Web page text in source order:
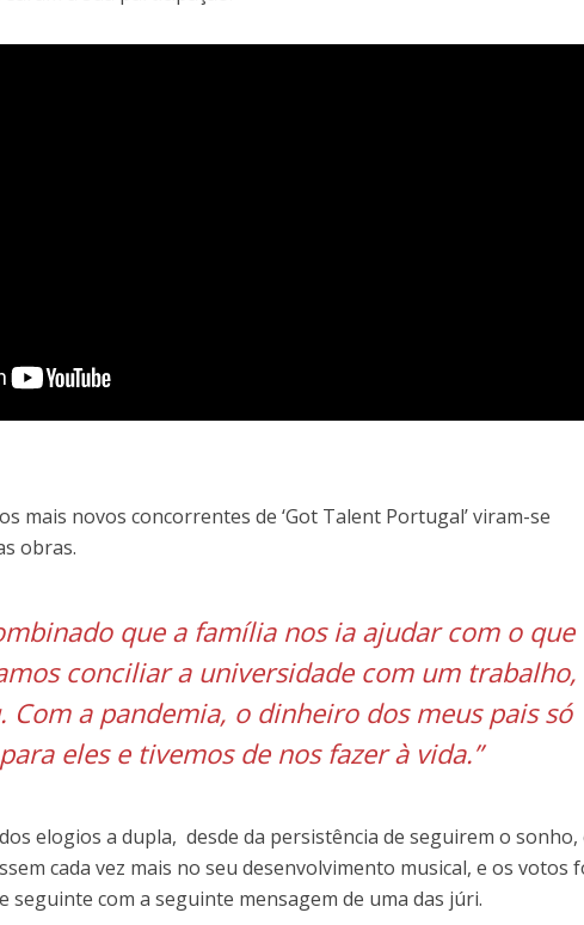
mais novos concorrentes de ‘Got Talent Portugal’ viram-se
obras.
que a família nos ia ajudar com o que
conciliar a universidade com um trabalho,
Com a pandemia, o dinheiro dos meus pais só
eles e tivemos de nos fazer à vida.”
elogios a dupla, desde da persistência de seguirem o sonho,
cada vez mais no seu desenvolvimento musical, e os votos
seguinte com a seguinte mensagem de uma das júri.